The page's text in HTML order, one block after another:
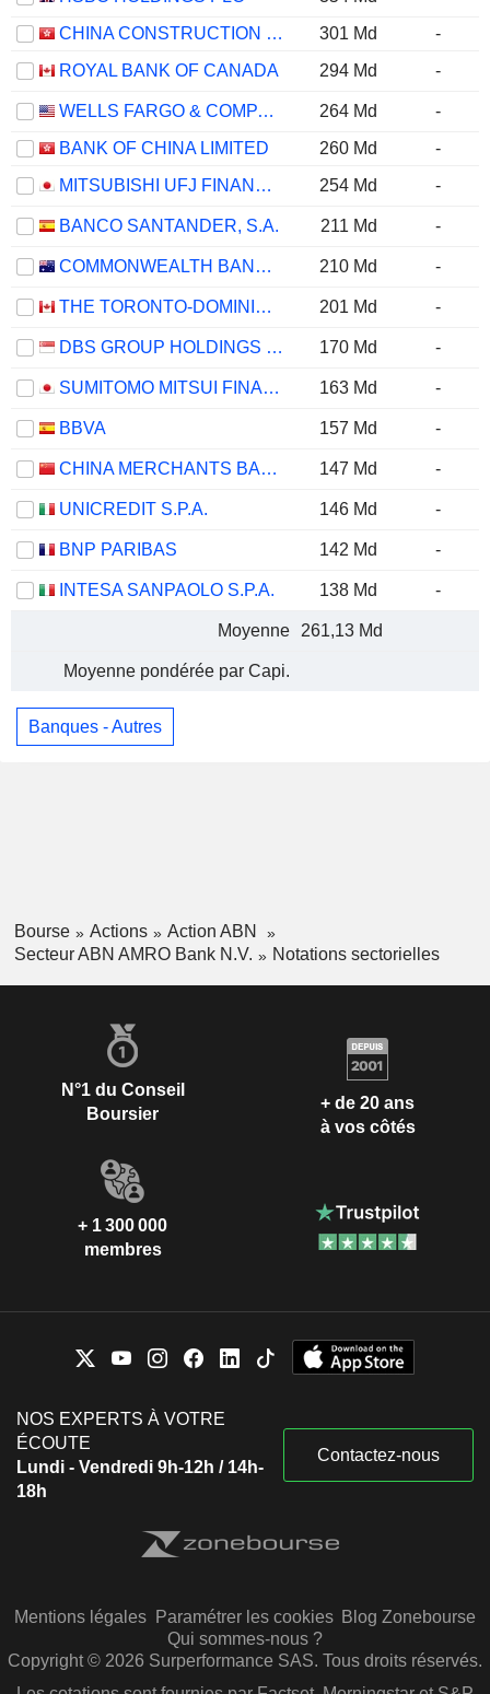
CHINA CONSTRUCTION BANK CORPORATION
301 Md
-
ROYAL BANK OF CANADA
294 Md -
WELLS FARGO & COMPANY 264 Md
-
BANK OF CHINA LIMITED
260 Md
-
MITSUBISHI UFJ FINANCIAL GROUP, INC.
254 Md -
BANCO SANTANDER, S.A. 211 Md -
COMMONWEALTH BANK OF AUSTRALIA 210 Md -
THE TORONTO-DOMINION BANK 201 Md -
DBS GROUP HOLDINGS LTD 170 Md -
SUMITOMO MITSUI FINANCIAL GROUP, INC. 163 Md -
BBVA 157 Md -
CHINA MERCHANTS BANK CO., LTD. 147 Md -
UNICREDIT S.P.A. 146 Md -
BNP PARIBAS 142 Md -
INTESA SANPAOLO S.P.A. 138 Md -
Moyenne 261,13 Md
Moyenne pondérée par Capi.
Banques - Autres
Bourse Actions
Action ABN
Secteur ABN AMRO Bank N.V.
Notations sectorielles
N°1 du Conseil
Boursier
+ de 20 ans
à vos côtés
+ 1 300 000
membres
NOS EXPERTS À VOTRE
ÉCOUTE
Lundi - Vendredi 9h-12h / 14h-
18h
Contactez-nous
Mentions légales Paramétrer les cookies Blog Zonebourse
Qui sommes-nous ?
Copyright © 2026 Surperformance SAS. Tous droits réservés.